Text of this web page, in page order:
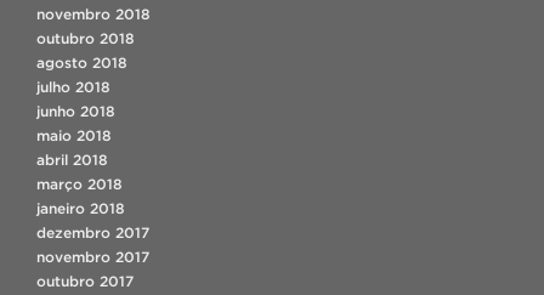
novembro 2018
outubro 2018
agosto 2018
julho 2018
junho 2018
maio 2018
abril 2018
março 2018
janeiro 2018
dezembro 2017
novembro 2017
outubro 2017